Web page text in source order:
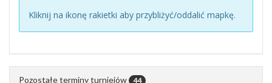
Kliknij na ikonę rakietki aby przybliżyć/oddalić mapkę.
Pozostałe terminy turniejów 44